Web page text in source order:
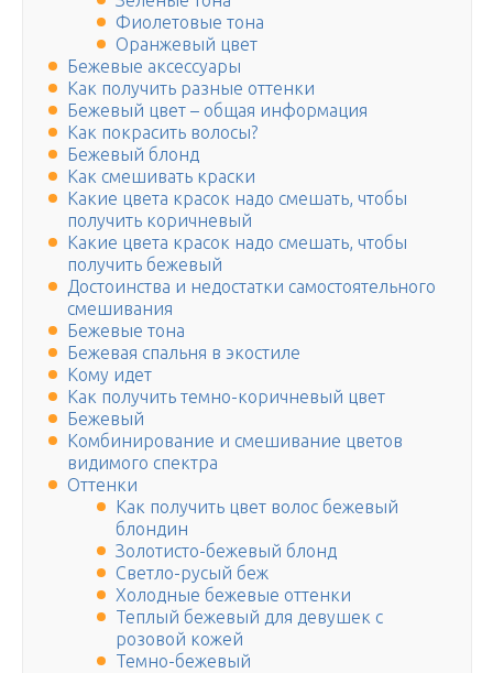
Фиолетовые тона
Оранжевый цвет
Бежевые аксессуары
Как получить разные оттенки
Бежевый цвет – общая информация
Как покрасить волосы?
Бежевый блонд
Как смешивать краски
Какие цвета красок надо смешать, чтобы
получить коричневый
Какие цвета красок надо смешать, чтобы
получить бежевый
Достоинства и недостатки самостоятельного
смешивания
Бежевые тона
Бежевая спальня в экостиле
Кому идет
Как получить темно-коричневый цвет
Бежевый
Комбинирование и смешивание цветов
видимого спектра
Оттенки
Как получить цвет волос бежевый
блондин
Золотисто-бежевый блонд
Светло-русый беж
Холодные бежевые оттенки
Теплый бежевый для девушек с
розовой кожей
Темно-бежевый